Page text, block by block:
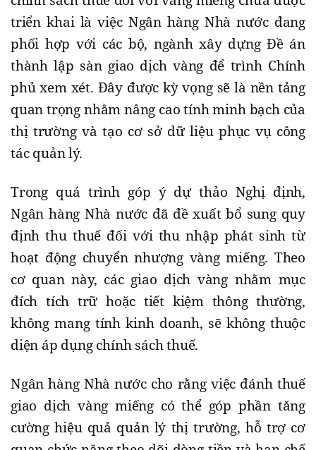
triển khai là việc Ngân hàng Nhà nước đang
phối hợp với các bộ, ngành xây dựng Đề án
thành lập sàn giao dịch vàng để trình Chính
phủ xem xét. Đây được kỳ vọng sẽ là nền tảng
quan trọng nhằm nâng cao tính minh bạch của
thị trường và tạo cơ sở dữ liệu phục vụ công
tác quản lý.
Trong quá trình góp ý dự thảo Nghị định,
Ngân hàng Nhà nước đã đề xuất bổ sung quy
định thu thuế đối với thu nhập phát sinh từ
hoạt động chuyển nhượng vàng miếng. Theo
cơ quan này, các giao dịch vàng nhằm mục
đích tích trữ hoặc tiết kiệm thông thường,
không mang tính kinh doanh, sẽ không thuộc
diện áp dụng chính sách thuế.
Ngân hàng Nhà nước cho rằng việc đánh thuế
giao dịch vàng miếng có thể góp phần tăng
cường hiệu quả quản lý thị trường, hỗ trợ cơ